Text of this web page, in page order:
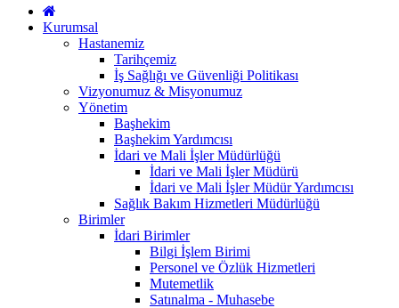
Kurumsal
Hastanemiz
Tarihçemiz
İş Sağlığı ve Güvenliği Politikası
Vizyonumuz & Misyonumuz
Yönetim
Başhekim
Başhekim Yardımcısı
İdari ve Mali İşler Müdürlüğü
İdari ve Mali İşler Müdürü
İdari ve Mali İşler Müdür Yardımcısı
Sağlık Bakım Hizmetleri Müdürlüğü
Birimler
İdari Birimler
Bilgi İşlem Birimi
Personel ve Özlük Hizmetleri
Mutemetlik
Satınalma - Muhasebe